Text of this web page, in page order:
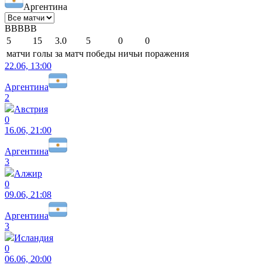
Аргентина
ВВВВВ
5
15 3.0 5 0
0
матчи голы за матч победы ничьи поражения
22.06, 13:00
Аргентина
2
Австрия
0
16.06, 21:00
Аргентина
3
Алжир
0
09.06, 21:08
Аргентина
3
Исландия
0
06.06, 20:00